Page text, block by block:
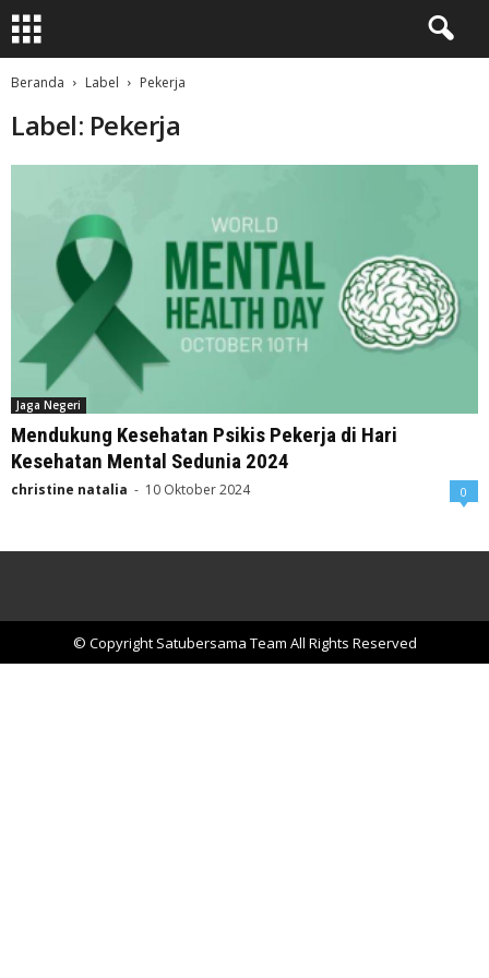
Beranda Label Pekerja
Label: Pekerja
Jaga Negeri
Mendukung Kesehatan Psikis Pekerja di Hari
Kesehatan Mental Sedunia 2024
christine natalia - 10 Oktober 2024 0
© Copyright Satubersama Team All Rights Reserved